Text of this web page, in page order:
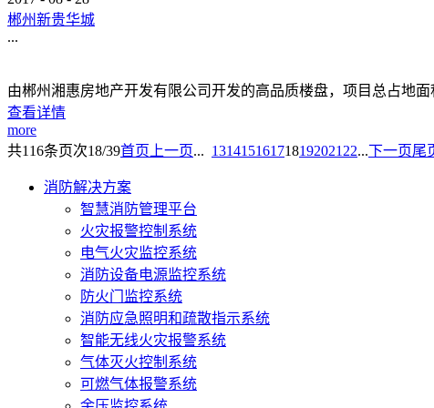
郴州新贵华城
...
由郴州湘惠房地产开发有限公司开发的高品质楼盘，项目总占地
查看详情
more
共116条页次18/39首页 上一页... 131415161718192021 22...下一页尾
消防解决方案
智慧消防管理平台
火灾报警控制系统
电气火灾监控系统
消防设备电源监控系统
防火门监控系统
消防应急照明和疏散指示系统
智能无线火灾报警系统
气体灭火控制系统
可燃气体报警系统